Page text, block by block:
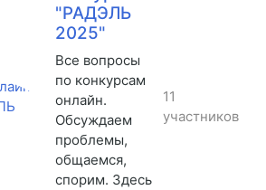
"РАДЭЛЬ
2025"
Все вопросы
по конкурсам
онлайн.
Обсуждаем
проблемы,
общаемся,
спорим. Здесь
11
участников